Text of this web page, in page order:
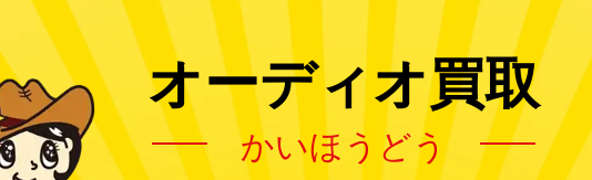
オーディオ買取
かいほうどう